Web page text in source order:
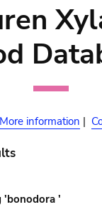
More information |
'bonodora '